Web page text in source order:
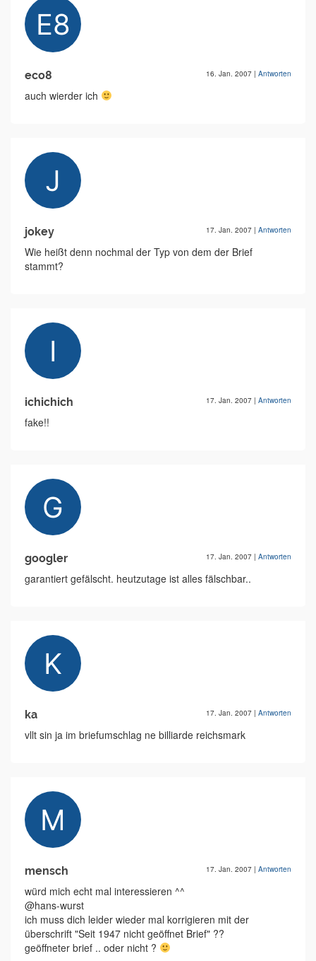
eco8 16. Jan. 2007 | Antworten
auch wierder ich
jokey 17. Jan. 2007 | Antworten
Wie heißt denn nochmal der Typ von dem der Brief
stammt?
ichichich 17. Jan. 2007 | Antworten
fake!!
googler 17. Jan. 2007 | Antworten
garantiert gefälscht. heutzutage ist alles fälschbar..
ka 17. Jan. 2007 | Antworten
vllt sin ja im briefumschlag ne billiarde reichsmark
mensch 17. Jan. 2007 | Antworten
würd mich echt mal interessieren ^^
@hans-wurst
ich muss dich leider wieder mal korrigieren mit der
überschrift "Seit 1947 nicht geöffnet Brief" ??
geöffneter brief .. oder nicht ?